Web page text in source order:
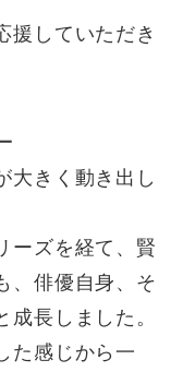
援していただき
大きく動き出し
ーズを経て、賢
、俳優自身、そ
成長しました。
た感じから一